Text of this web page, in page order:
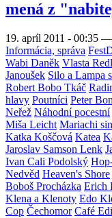
mená z
19. apríl 2011 - 00:35 —
Informácia, správa
Wabi Daněk Vlasta Redl
Janoušek Silo a Lampa
Robert Bobo Tkáč
hlavy Poutníci Peter
Neřež Náhodní pocestní
Miša Leicht Mariachi
Katka Koščová Katea
Jaroslav Samson Lenk
Ivan Cali Podolský
Nedvěd Heaven's Shore
Boboš Procházka Erich
Klena a Klenoty Edo
Cop Čechomor Café